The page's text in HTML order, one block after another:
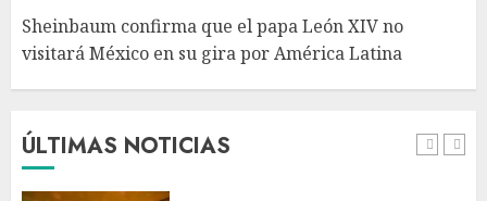
Sheinbaum confirma que el papa León XIV no
visitará México en su gira por América Latina
ÚLTIMAS NOTICIAS
1
Bacterias en el semen también
AGOSTO 6, 2026